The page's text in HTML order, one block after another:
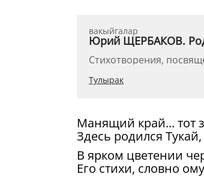
вакыйгалар
Юрий ЩЕРБАКОВ.
Стихотворения,
Тулырак
Манящий край... тот
Здесь родился
В ярком цветении
Его стихи, словно